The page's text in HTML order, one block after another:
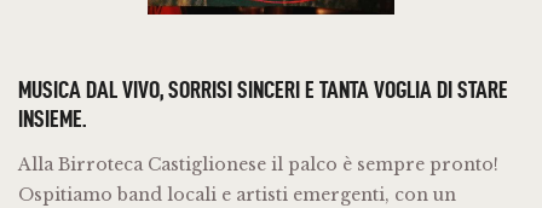
MUSICA DAL VIVO, SORRISI SINCERI E TANTA VOGLIA DI STARE
INSIEME.
Alla Birroteca Castiglionese il palco è sempre pronto!
Ospitiamo band locali e artisti emergenti, con un